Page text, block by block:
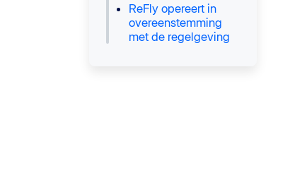
ReFly opereert in
overeenstemming
met de regelgeving